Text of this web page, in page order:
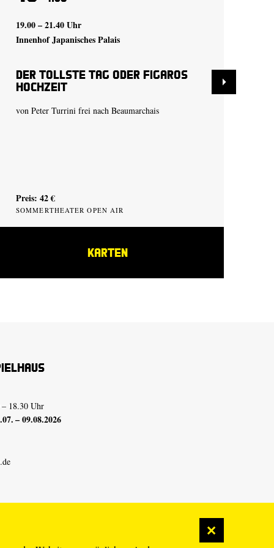
19.00 – 21.40 Uhr
Innenhof Japanisches Palais
Der tollste Tag oder Figaros
Hochzeit
von Peter Turrini frei nach Beaumarchais
Preis: 42 €
SOMMERTHEATER OPEN AIR
KARTEN
18.30 Uhr
– 09.08.2026